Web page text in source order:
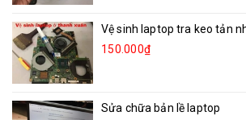
Vệ sinh laptop tra keo tản
150.000₫
Sửa chữa bản lề laptop